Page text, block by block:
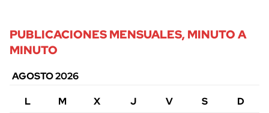
PUBLICACIONES MENSUALES, MINUTO A
MINUTO
AGOSTO 2026
L
M X J V S D